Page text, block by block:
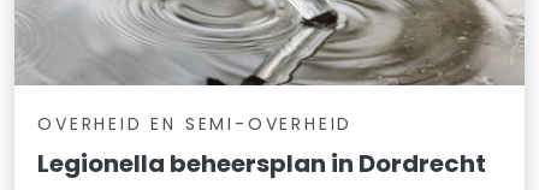
OVERHEID EN SEMI-OVERHEID
Legionella beheersplan in Dordrecht